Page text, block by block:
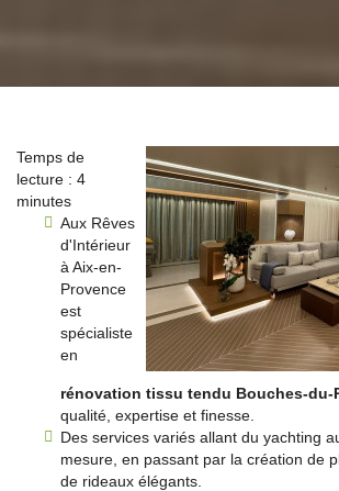
Temps de
lecture : 4
minutes
Aux Rêves
d'Intérieur
à Aix-en-
Provence
est
spécialiste
en
rénovation tissu tendu Bouches-du-
qualité, expertise et finesse.
Des services variés allant du yachting
mesure, en passant par la création de
de rideaux élégants.